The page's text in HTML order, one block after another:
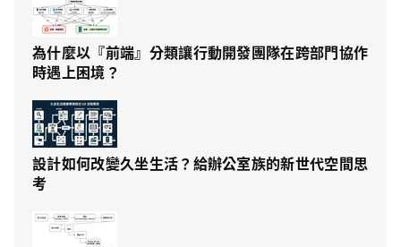
為什麼以『前端』分類讓行動開發團隊在跨部門協作
時遇上困境？
設計如何改變久坐生活？給辦公室族的新世代空間思
考